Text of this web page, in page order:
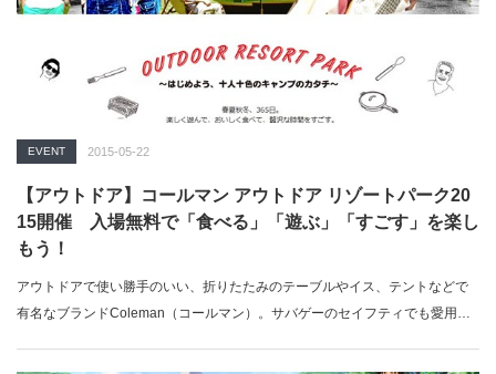
EVENT 2015-05-22
【アウトドア】コールマン アウトドア リゾートパーク20
15開催 入場無料で「食べる」「遊ぶ」「すごす」を楽し
もう！
アウトドアで使い勝手のいい、折りたたみのテーブルやイス、テントなどで
有名なブランドColeman（コールマン）。サバゲーのセイフティでも愛用